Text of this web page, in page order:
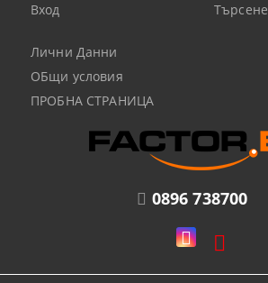
0896 738700
Вход
Търсене
Лични Данни
ОБщи условия
ПРОБНА СТРАНИЦА